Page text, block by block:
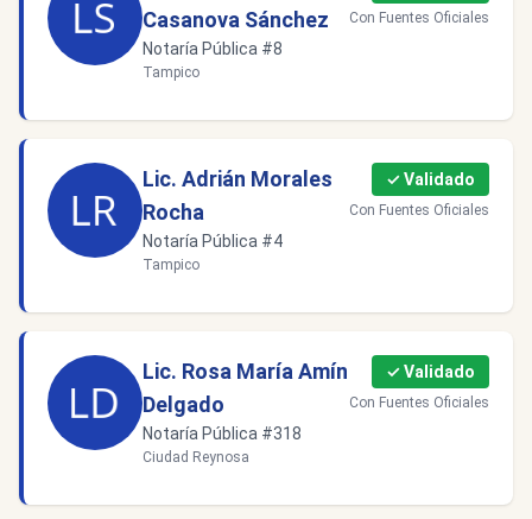
Casanova Sánchez
Notaría Pública #8
Tampico
Con Fuentes Oficiales
Lic. Adrián Morales
Rocha
Notaría Pública #4
Tampico
✓ Validado
Con Fuentes Oficiales
Lic. Rosa María Amín
Delgado
Notaría Pública #318
Ciudad Reynosa
✓ Validado
Con Fuentes Oficiales